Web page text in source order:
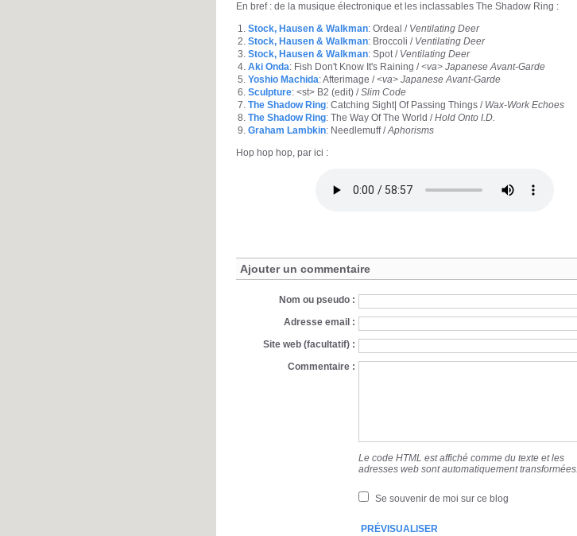
En bref : de la musique électronique et les inclassables The Shadow Ring :
Stock, Hausen & Walkman: Ordeal / Ventilating Deer
Stock, Hausen & Walkman: Broccoli / Ventilating Deer
Stock, Hausen & Walkman: Spot / Ventilating Deer
Aki Onda: Fish Don't Know It's Raining /<va> Japanese Avant-Garde
Yoshio Machida: Afterimage /<va> Japanese Avant-Garde
Sculpture: <st> B2 (edit) /Slim Code
The Shadow Ring: Catching Sight| Of Passing Things / Wax-Work Echoes
The Shadow Ring: The Way Of The World /Hold Onto I.D.
Graham Lambkin: Needlemuff /Aphorisms
Hop hop hop, par ici :
Ajouter un commentaire
Nom ou pseudo :
Adresse email :
Site web (facultatif) :
Commentaire :
Le code HTML est affiché comme du texte et les
adresses web sont automatiquement transformées.
Se souvenir de moi sur ce blog